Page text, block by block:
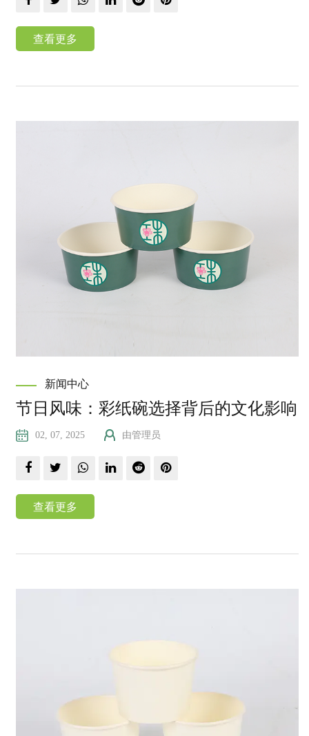
查看更多
新闻中心
节日风味：彩纸碗选择背后的文化影响
02, 07, 2025 由管理员
查看更多